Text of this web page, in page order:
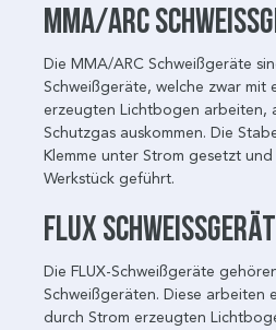
MMA/ARC
Die MMA/ARC Schweißgeräte
Schweißgeräte, welche zwar mit
erzeugten Lichtbogen arbeiten,
Schutzgas auskommen. Die
Klemme unter Strom gesetzt
Werkstück geführt.
FLUX
Die FLUX-Schweißgeräte
Schweißgeräten. Diese arbeiten
durch Strom erzeugten